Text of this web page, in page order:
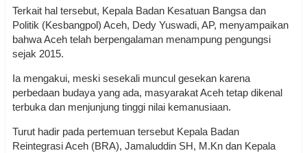
Terkait hal tersebut, Kepala Badan Kesatuan Bangsa dan
Politik (Kesbangpol) Aceh, Dedy Yuswadi, AP, menyampaikan
bahwa Aceh telah berpengalaman menampung pengungsi
sejak 2015.
Ia mengakui, meski sesekali muncul gesekan karena
perbedaan budaya yang ada, masyarakat Aceh tetap dikenal
terbuka dan menjunjung tinggi nilai kemanusiaan.
Turut hadir pada pertemuan tersebut Kepala Badan
Reintegrasi Aceh (BRA), Jamaluddin SH, M.Kn dan Kepala